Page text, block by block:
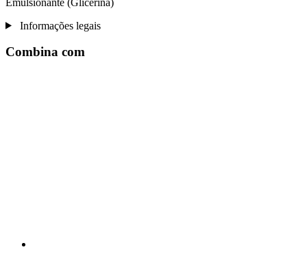
Informações legais
Combina com